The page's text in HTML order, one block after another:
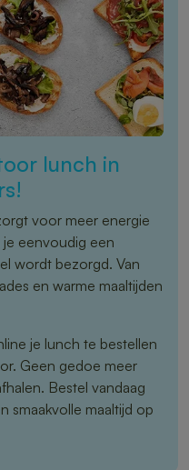
lunch in
voor meer energie
eenvoudig een
wordt bezorgd. Van
en warme maaltijden
je lunch te bestellen
Geen gedoe meer
Bestel vandaag
smaakvolle maaltijd op